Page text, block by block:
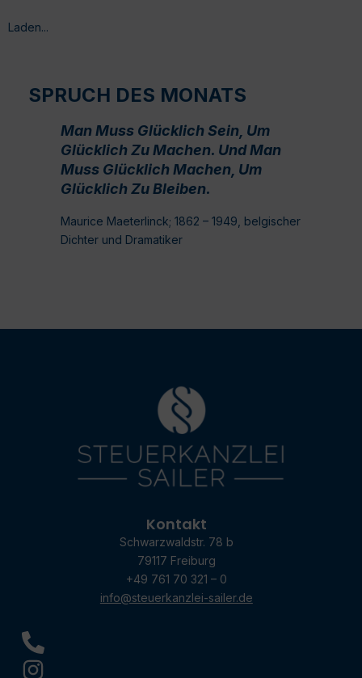
Laden...
SPRUCH DES MONATS
Man Muss Glücklich Sein, Um
Glücklich Zu Machen. Und Man
Muss Glücklich Machen, Um
Glücklich Zu Bleiben.
Maurice Maeterlinck; 1862 – 1949, belgischer
Dichter und Dramatiker
Kontakt
Schwarzwaldstr. 78 b
79117 Freiburg
+49 761 70 321 – 0
info@steuerkanzlei-sailer.de